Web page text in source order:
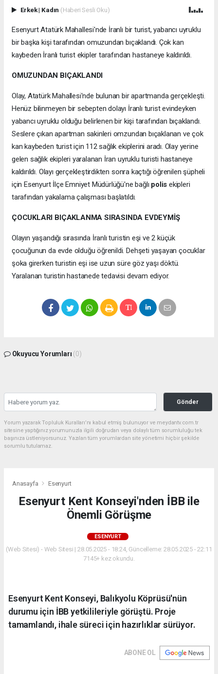
Erkek| Kadın (Haberi Sesli Oku)
Esenyurt Atatürk Mahallesi'nde İranlı bir turist, yabancı uyruklu
bir başka kişi tarafından omuzundan bıçaklandı. Çok kan
kaybeden İranlı turist ekipler tarafından hastaneye kaldırıldı.
OMUZUNDAN BIÇAKLANDI
Olay, Atatürk Mahallesi'nde bulunan bir apartmanda gerçekleşti.
Henüz bilinmeyen bir sebepten dolayı İranlı turist evindeyken
yabancı uyruklu olduğu belirlenen bir kişi tarafından bıçaklandı.
Seslere çıkan apartman sakinleri omzundan bıçaklanan ve çok
kan kaybeden turist için 112 sağlık ekiplerini aradı. Olay yerine
gelen sağlık ekipleri yaralanan İran uyruklu turisti hastaneye
kaldırıldı. Olayı gerçekleştirdikten sonra kaçtığı öğrenilen şüpheli
için Esenyurt İlçe Emniyet Müdürlüğü'ne bağlı polis ekipleri
tarafından yakalama çalışması başlatıldı.
ÇOCUKLARI BIÇAKLANMA SIRASINDA EVDEYMİŞ
Olayın yaşandığı sırasında İranlı turistin eşi ve 2 küçük
çocuğunun da evde olduğu öğrenildi. Dehşeti yaşayan çocuklar
şoka girerken turistin eşi ise uzun süre göz yaşı döktü.
Yaralanan turistin hastanede tedavisi devam ediyor.
Okuyucu Yorumları (0)
Gönder
Yorum yazarak Topluluk Kuralları’nı kabul etmiş bulunuyor ve meydantv.com.tr
sitesine yaptığınız yorumunuzla ilgili doğrudan veya dolaylı tüm sorumluluğu tek
başınıza üstleniyorsunuz. Yazılan tüm yorumlardan site yönetimi hiçbir şekilde
sorumlu tutulamaz.
Anasayfa Esenyurt
Esenyurt Kent Konseyi'nden İBB ile
Önemli Görüşme
ESENYURT
(Web Sitesi) - Web Sitesi | 28.05.2025 - 18:24, Güncelleme: 28.05.2025 - 22:11
7145+ kez okundu.
Esenyurt Kent Konseyi, Balıkyolu Köprüsü'nün
durumu için İBB yetkilileriyle görüştü. Proje
tamamlandı, ihale süreci için hazırlıklar sürüyor.
ABONE OL